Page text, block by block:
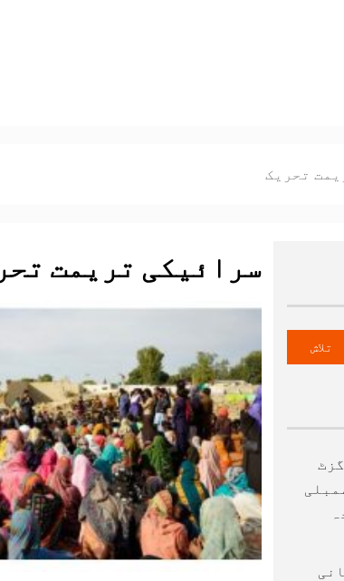
تحریک
سرائیکی تریمت